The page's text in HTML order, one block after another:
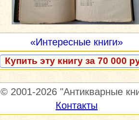
«Интересные книги»
Купить эту книгу за 70 000
© 2001-2026 "Антикварные
Контакты